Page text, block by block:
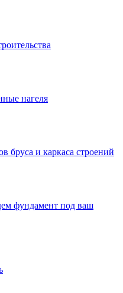
нагеля
бруса и каркаса строений
фундамент под ваш